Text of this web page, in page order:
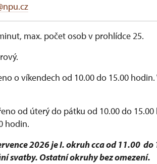
max. počet osob v prohlídce 25.
o víkendech od 10.00 do 15.00 hodin.
od úterý do pátku od 10.00 do
hodin.
2026 je I. okruh cca od 11.00
svatby. Ostatní okruhy bez omezení.